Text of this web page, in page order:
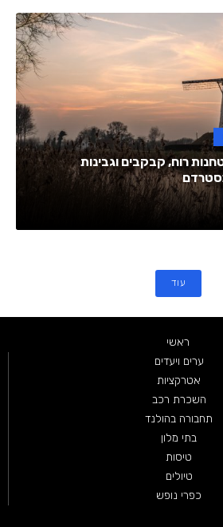
רוח, קבקבים וגבינות
עוד
ראשי
ערים ויעדים
אטרקציות
השכרת רכב
תחבורה בהולנד
בתי מלון
טיסות
טיולים
כפרי נופש